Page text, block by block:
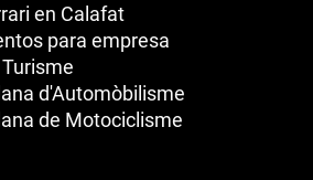
en Calafat
para empresa
d'Automòbilisme
de Motociclisme